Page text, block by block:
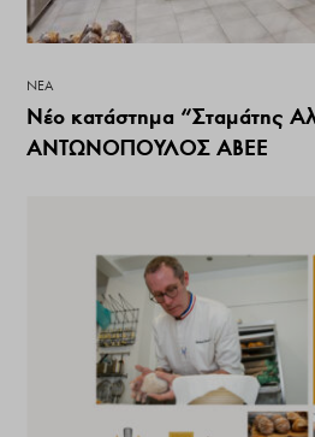
ΝΕΑ
Νέο κατάστημα “Σταμάτης
ΑΝΤΩΝΟΠΟΥΛΟΣ ΑΒΕΕ